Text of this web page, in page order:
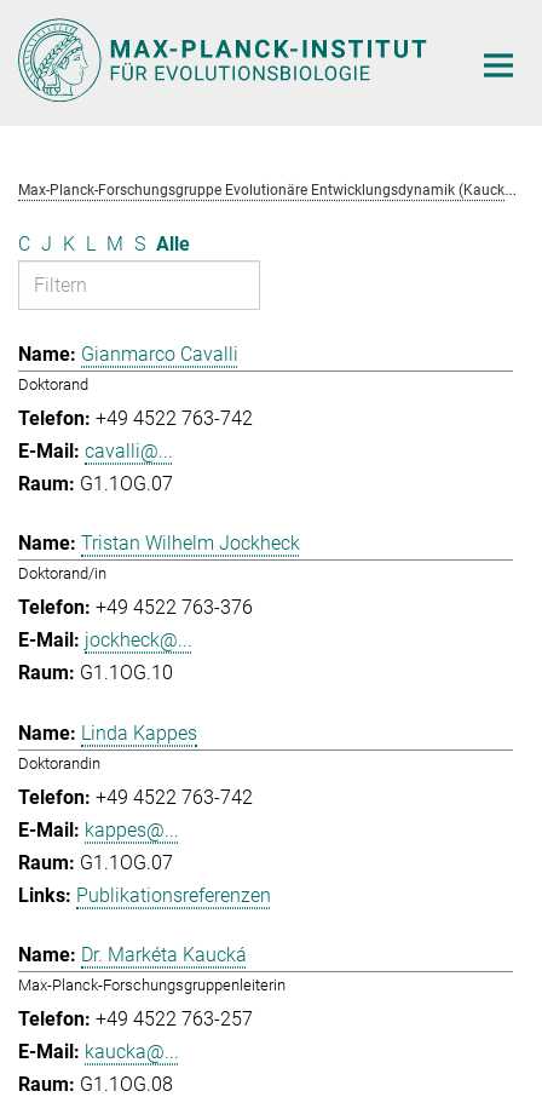
Hauptinhalt
M
ax-Planck-Forschungsgruppe Evolutionäre Entwicklungsdynamik (Kaucká)
C J K L M S Alle
Gianmarco Cavalli
Doktorand
+49 4522 763-742
cavalli@...
G1.1OG.07
Tristan Wilhelm Jockheck
Doktorand/in
+49 4522 763-376
jockheck@...
G1.1OG.10
Linda Kappes
Doktorandin
+49 4522 763-742
kappes@...
G1.1OG.07
Publikationsreferenzen
Dr. Markéta Kaucká
Max-Planck-Forschungsgruppenleiterin
+49 4522 763-257
kaucka@...
G1.1OG.08